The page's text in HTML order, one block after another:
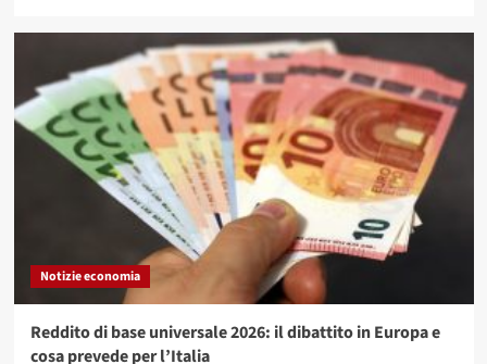
Notizie economia
Reddito di base universale 2026: il dibattito in Europa e
cosa prevede per l’Italia